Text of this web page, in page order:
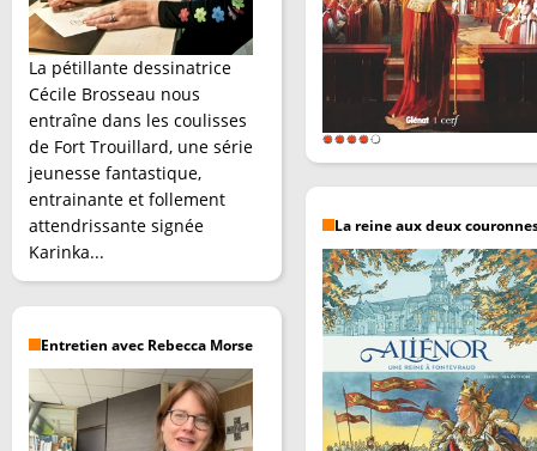
La pétillante dessinatrice
Cécile Brosseau nous
entraîne dans les coulisses
de Fort Trouillard, une série
jeunesse fantastique,
entrainante et follement
attendrissante signée
Karinka...
Entretien avec Rebecca Morse
La reine aux deux